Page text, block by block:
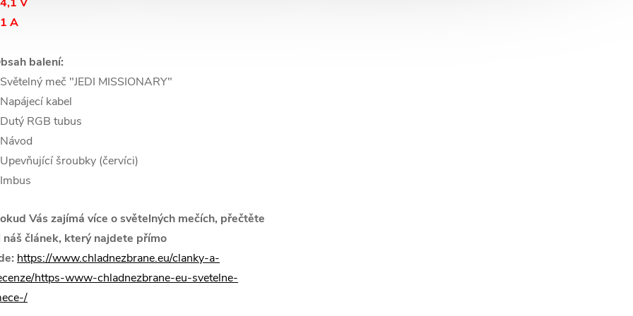
A
balení:
meč "JEDI MISSIONARY"
kabel
RGB tubus
šroubky (červíci)
Vás zajímá více o světelných mečích, přečtěte
náš článek, který najdete přímo
https://www.chladnezbrane.eu/clanky-a-
https-www-chladnezbrane-eu-svetelne-